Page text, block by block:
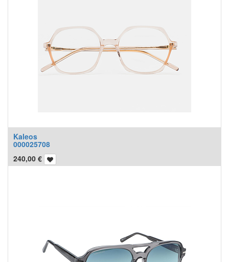
Kaleos
000025708
240,00 €